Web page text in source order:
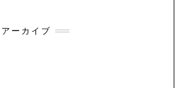
アーカイブ